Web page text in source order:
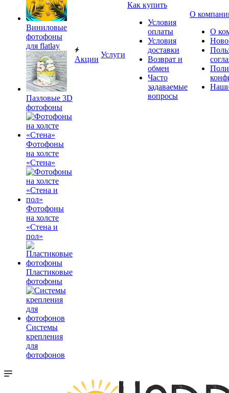
Виниловые
фотофоны
для flatlay
Пазловые 3D
фотофоны
Фотофоны
на холсте
«Стена»
Фотофоны
на холсте
«Стена и
пол»
Пластиковые
фотофоны
Системы
крепления
для
фотофонов
Акции
Услуги
Как купить
Условия
оплаты
Условия
доставки
Возврат и
обмен
Часто
задаваемые
вопросы
О
О